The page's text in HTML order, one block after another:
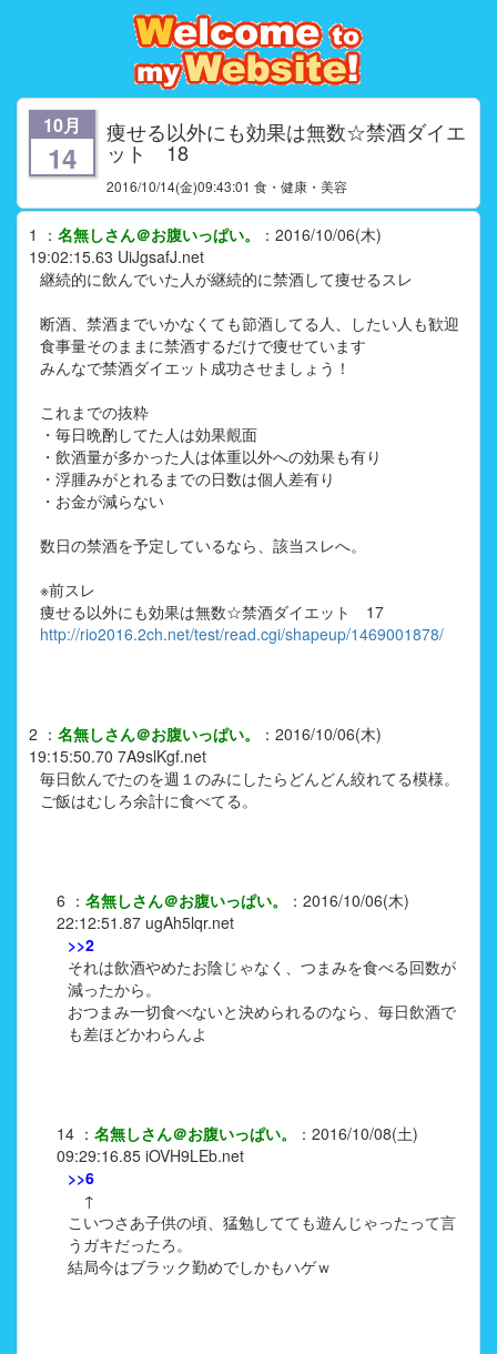
10月
14
痩せる以外にも効果は無数☆禁酒ダイエ
ット 18
2016/10/14(金)09:43:01 食・健康・美容
1 ： 名無しさん＠お腹いっぱい。 ： 2016/10/06(木)
19:02:15.63 UiJgsafJ.net
継続的に飲んでいた人が継続的に禁酒して痩せるスレ
断酒、禁酒までいかなくても節酒してる人、したい人も歓迎
食事量そのままに禁酒するだけで痩せています
みんなで禁酒ダイエット成功させましょう！
これまでの抜粋
・毎日晩酌してた人は効果覿面
・飲酒量が多かった人は体重以外への効果も有り
・浮腫みがとれるまでの日数は個人差有り
・お金が減らない
数日の禁酒を予定しているなら、該当スレへ。
※前スレ
痩せる以外にも効果は無数☆禁酒ダイエット 17
http://rio2016.2ch.net/test/read.cgi/shapeup/1469001878/
2 ： 名無しさん＠お腹いっぱい。 ： 2016/10/06(木)
19:15:50.70 7A9slKgf.net
毎日飲んでたのを週１のみにしたらどんどん絞れてる模様。
ご飯はむしろ余計に食べてる。
6 ： 名無しさん＠お腹いっぱい。 ： 2016/10/06(木)
22:12:51.87 ugAh5lqr.net
>>2
それは飲酒やめたお陰じゃなく、つまみを食べる回数が
減ったから。
おつまみ一切食べないと決められるのなら、毎日飲酒で
も差ほどかわらんよ
14 ： 名無しさん＠お腹いっぱい。 ： 2016/10/08(土)
09:29:16.85 iOVH9LEb.net
>>6
↑
こいつさあ子供の頃、猛勉してても遊んじゃったって言
うガキだったろ。
結局今はブラック勤めでしかもハゲｗ